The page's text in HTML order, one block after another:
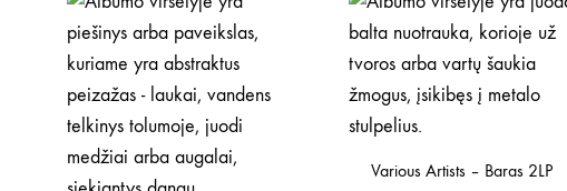
Various Artists – Baras 2LP